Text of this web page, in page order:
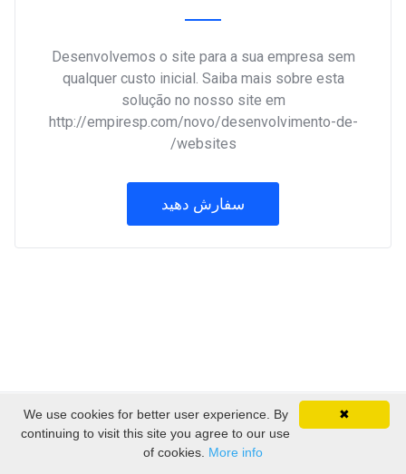
Desenvolvemos o site para a sua empresa sem
qualquer custo inicial. Saiba mais sobre esta
solução no nosso site em
http://empiresp.com/novo/desenvolvimento-de-
websites/
سفارش دهید
تمامی حقوق برای © 2026 EmpireSP - Serviços de
✖
We use cookies for better user experience. By
continuing to visit this site you agree to our use
of cookies. More info